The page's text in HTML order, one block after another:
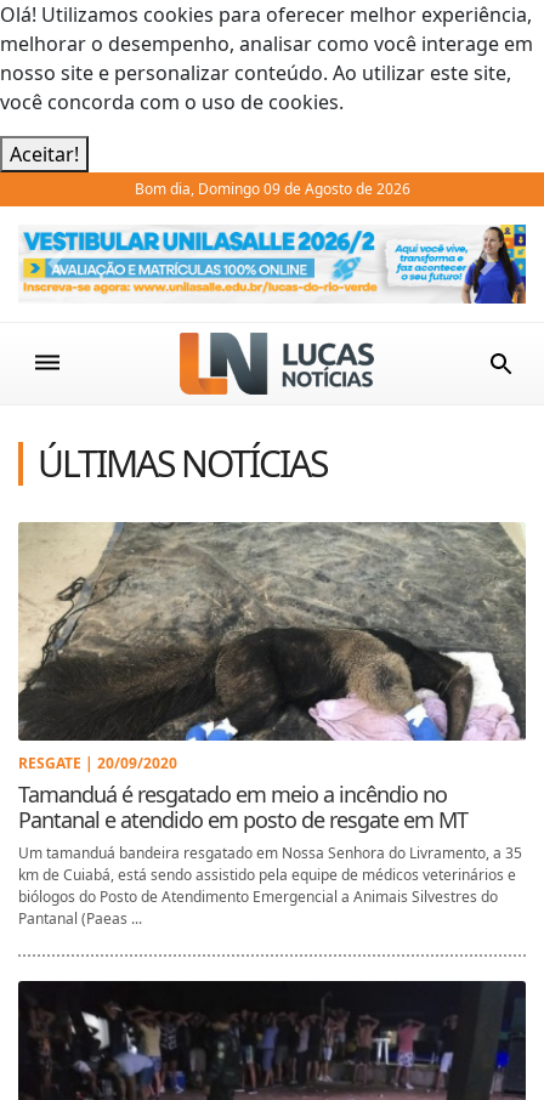
Olá! Utilizamos cookies para oferecer melhor experiência,
melhorar o desempenho, analisar como você interage em
nosso site e personalizar conteúdo. Ao utilizar este site,
você concorda com o uso de cookies.
Aceitar!
Bom dia, Domingo 09 de Agosto de 2026
Previous Next
ÚLTIMAS NOTÍCIAS
RESGATE | 20/09/2020
Tamanduá é resgatado em meio a incêndio no
Pantanal e atendido em posto de resgate em MT
Um tamanduá bandeira resgatado em Nossa Senhora do Livramento, a 35
km de Cuiabá, está sendo assistido pela equipe de médicos veterinários e
biólogos do Posto de Atendimento Emergencial a Animais Silvestres do
Pantanal (Paeas ...